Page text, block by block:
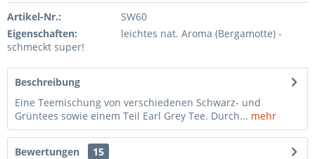
Artikel-Nr.:
SW60
Eigenschaften:
leichtes nat. Aroma (Bergamotte) -
schmeckt super!
Beschreibung
Eine Teemischung von verschiedenen Schwarz- und
Grüntees sowie einem Teil Earl Grey Tee. Durch... mehr
Bewertungen
15